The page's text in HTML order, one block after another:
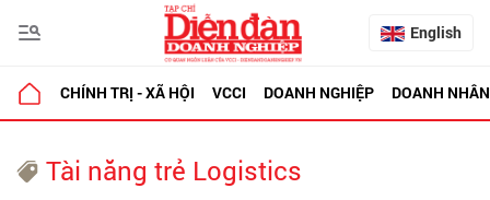
English
CHÍNH TRỊ - XÃ HỘI VCCI DOANH NGHIỆP DOANH NHÂN
Tài năng trẻ Logistics